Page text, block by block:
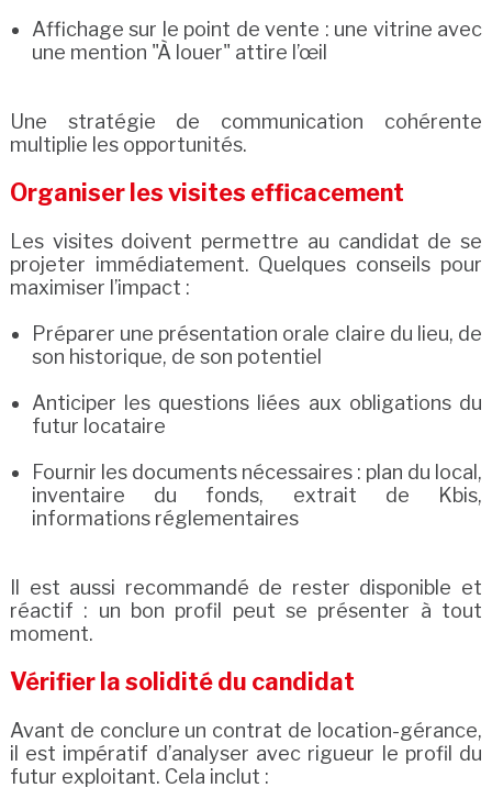
Affichage sur le point de vente : une vitrine avec
une mention "À louer" attire l’œil
Une stratégie de communication cohérente
multiplie les opportunités.
Organiser les visites efficacement
Les visites doivent permettre au candidat de se
projeter immédiatement. Quelques conseils pour
maximiser l’impact :
Préparer une présentation orale claire du lieu, de
son historique, de son potentiel
Anticiper les questions liées aux obligations du
futur locataire
Fournir les documents nécessaires : plan du local,
inventaire du fonds, extrait de Kbis,
informations réglementaires
Il est aussi recommandé de rester disponible et
réactif : un bon profil peut se présenter à tout
moment.
Vérifier la solidité du candidat
Avant de conclure un contrat de location-gérance,
il est impératif d’analyser avec rigueur le profil du
futur exploitant. Cela inclut :